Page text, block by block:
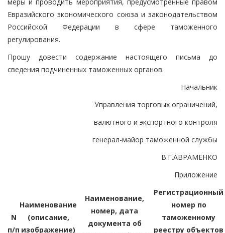
Евразийского экономического союза и законодательством
Российской Федерации в сфере таможенного
регулирования.
Прошу довести содержание настоящего письма до
сведения подчиненных таможенных органов.
Начальник
Управления торговых ограничений,
валютного и экспортного контроля
генерал-майор таможенной службы
В.Г.АВРАМЕНКО
Приложение
N
п/п
Наименование
(описание,
изображение)
Наименование,
номер, дата
документа об
Регистрационный
номер по
таможенному
реестру объектов